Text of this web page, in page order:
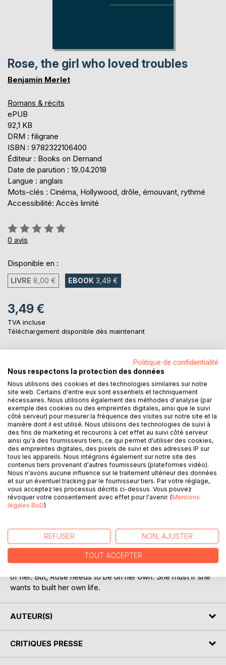
Rose, the girl who loved troubles
Benjamin Merlet
Romans & récits
ePUB
92,1 KB
DRM : filigrane
ISBN : 9782322106400
Éditeur : Books on Demand
Date de parution : 19.04.2018
Langue : anglais
Mots-clés : Cinéma, Hollywood, drôle, émouvant, rythmé
Accessibilité: Accès limité
Évaluation:
0%
0 avis
Disponible en :
LIVRE 8,00 € EBOOK 3,49 €
3,49 €
TVA incluse
Téléchargement disponible dès maintenant
AJOUTER AU PANIER
Ajouter à ma liste d'envies
Laisser un avis
DESCRIPTION
maybe a little bit too nice. She can't say no to people,
that's why she gets into troubles. She also wants to help
everybody which gets her into more troubles.
Fortunately, she can count on her best friends to take care
of her. But, Rose needs to be on her own. She must if she
wants to built her own life.
AUTEUR(S)
CRITIQUES PRESSE
Politique de confidentialité
Nous respectons la protection des données
Nous utilisons des cookies et des technologies similaires sur notre
site web. Certains d'entre eux sont essentiels et techniquement
nécessaires. Nous utilisons également des méthodes d'analyse (par
exemple des cookies ou des empreintes digitales, ainsi que le suivi
côté serveur) pour mesurer la fréquence des visites sur notre site et la
manière dont il est utilisé. Nous utilisons des technologies de suivi à
des fins de marketing et recourons à cet effet au suivi côté serveur
ainsi qu'à des fournisseurs tiers, ce qui permet d'utiliser des cookies,
des empreintes digitales, des pixels de suivi et des adresses IP sur
tous les appareils. Nous intégrons également sur notre site des
contenus tiers provenant d'autres fournisseurs (plateformes vidéo).
Nous n'avons aucune influence sur le traitement ultérieur des données
et sur un éventuel tracking par le fournisseur tiers. Par votre réglage,
vous acceptez les processus décrits ci-dessus. Vous pouvez
révoquer votre consentement avec effet pour l'avenir. (Mentions
légales BoD)
REFUSER NON, AJUSTER
TOUT ACCEPTER